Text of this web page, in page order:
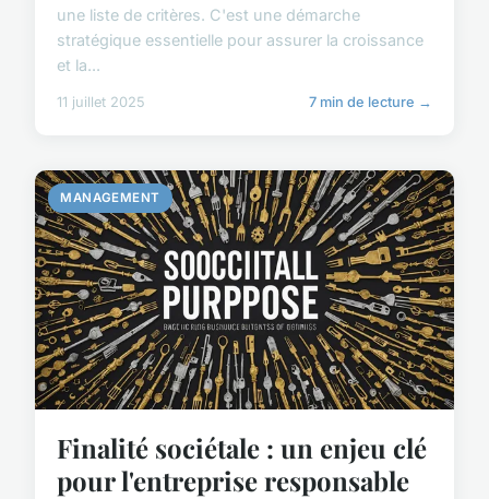
une liste de critères. C'est une démarche
stratégique essentielle pour assurer la croissance
et la...
11 juillet 2025 7 min de lecture →
MANAGEMENT
Finalité sociétale : un enjeu clé
pour l'entreprise responsable